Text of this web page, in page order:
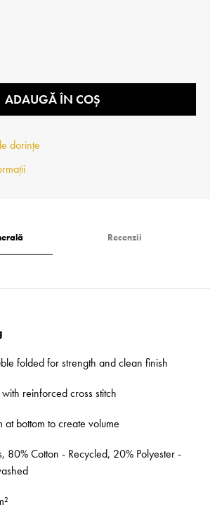
ADAUGĂ ÎN COȘ
dorințe
Recenzii
folded for strength and clean finish
reinforced cross stitch
at bottom to create volume
80% Cotton - Recycled, 20% Polyester -